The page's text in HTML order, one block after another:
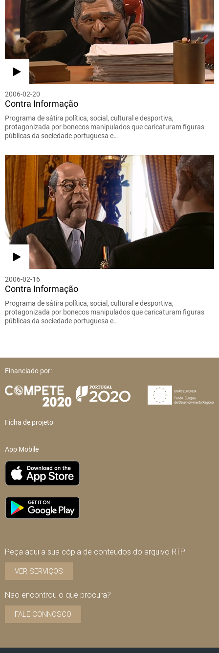
2006-02-20
Contra Informação
Programa de sátira política, social, cultural e desportiva,
protagonizada por bonecos manipulados que caricaturam figuras
públicas da sociedade portuguesa e…
2006-02-16
Contra Informação
Programa de sátira política, social, cultural e desportiva,
protagonizada por bonecos manipulados que caricaturam figuras
públicas da sociedade portuguesa e…
Financiado por:
Ficha de projeto
App Mobile
Peça aqui a sua cópia de conteúdos do arquivo RTP
VER SERVIÇOS
Não encontrou o que procura?
FALE CONNOSCO